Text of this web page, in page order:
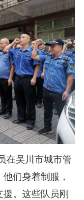
吴川市城市管
们身着制服，
。这些队员刚